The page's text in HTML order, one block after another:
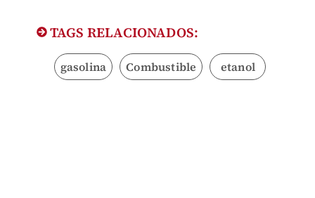
TAGS RELACIONADOS:
gasolina Combustible etanol